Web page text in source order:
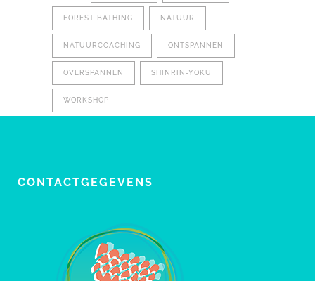
FOREST BATHING NATUUR
NATUURCOACHING ONTSPANNEN
OVERSPANNEN SHINRIN-YOKU
WORKSHOP
CONTACTGEGEVENS